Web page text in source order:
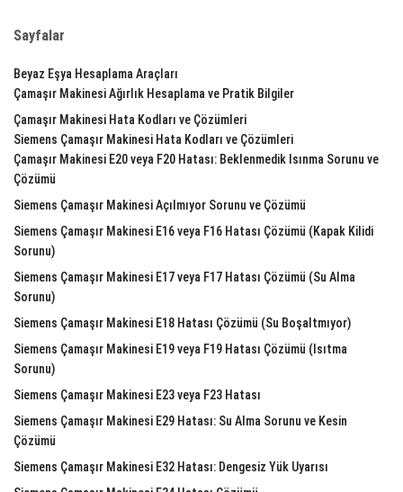
Sayfalar
Beyaz Eşya Hesaplama Araçları
Çamaşır Makinesi Ağırlık Hesaplama ve Pratik Bilgiler
Çamaşır Makinesi Hata Kodları ve Çözümleri
Siemens Çamaşır Makinesi Hata Kodları ve Çözümleri
Çamaşır Makinesi E20 veya F20 Hatası: Beklenmedik Isınma Sorunu ve
Çözümü
Siemens Çamaşır Makinesi Açılmıyor Sorunu ve Çözümü
Siemens Çamaşır Makinesi E16 veya F16 Hatası Çözümü (Kapak Kilidi
Sorunu)
Siemens Çamaşır Makinesi E17 veya F17 Hatası Çözümü (Su Alma
Sorunu)
Siemens Çamaşır Makinesi E18 Hatası Çözümü (Su Boşaltmıyor)
Siemens Çamaşır Makinesi E19 veya F19 Hatası Çözümü (Isıtma
Sorunu)
Siemens Çamaşır Makinesi E23 veya F23 Hatası
Siemens Çamaşır Makinesi E29 Hatası: Su Alma Sorunu ve Kesin
Çözümü
Siemens Çamaşır Makinesi E32 Hatası: Dengesiz Yük Uyarısı